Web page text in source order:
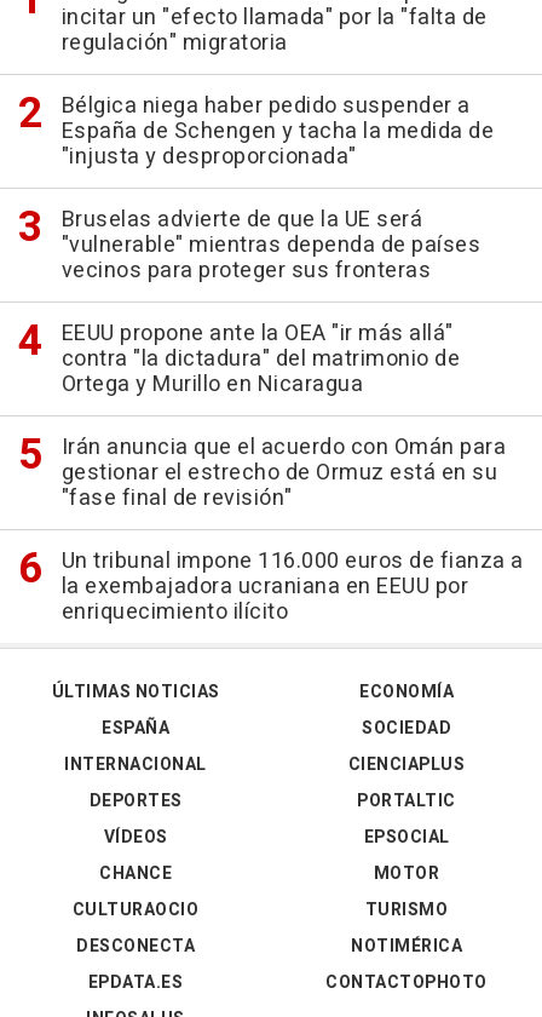
incitar un "efecto llamada" por la "falta de
regulación" migratoria
Bélgica niega haber pedido suspender a
España de Schengen y tacha la medida de
"injusta y desproporcionada"
Bruselas advierte de que la UE será
"vulnerable" mientras dependa de países
vecinos para proteger sus fronteras
EEUU propone ante la OEA "ir más allá"
contra "la dictadura" del matrimonio de
Ortega y Murillo en Nicaragua
Irán anuncia que el acuerdo con Omán para
gestionar el estrecho de Ormuz está en su
"fase final de revisión"
Un tribunal impone 116.000 euros de fianza a
la exembajadora ucraniana en EEUU por
enriquecimiento ilícito
ÚLTIMAS NOTICIAS
ESPAÑA
INTERNACIONAL
DEPORTES
VÍDEOS
ECONOMÍA
SOCIEDAD
CIENCIAPLUS
PORTALTIC
EPSOCIAL
CHANCE
CULTURAOCIO
DESCONECTA
EPDATA.ES
MOTOR
TURISMO
NOTIMÉRICA
CONTACTOPHOTO